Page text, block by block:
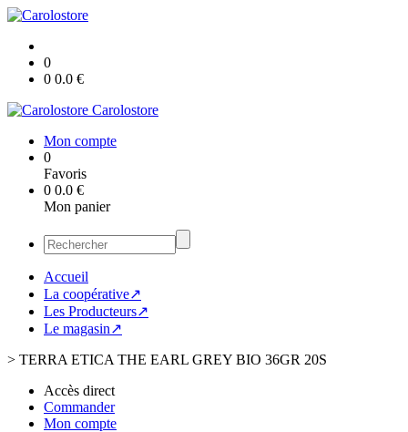
0
0 0.0 €
Carolostore
Mon compte
0
Favoris
0 0.0 €
Mon panier
Accueil
La coopérative↗
Les Producteurs↗
Le magasin↗
> TERRA ETICA THE EARL GREY BIO 36GR 20S
Accès direct
Commander
Mon compte